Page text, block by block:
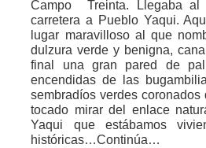
Campo Treinta. Llegaba
carretera a Pueblo Yaqui.
lugar maravilloso al que
dulzura verde y benigna,
final una gran pared de
encendidas de las
sembradíos verdes
tocado mirar del enlace
Yaqui que estábamos
históricas…Continúa…